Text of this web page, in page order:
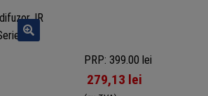
PRP: 399.00 lei
279,13 lei